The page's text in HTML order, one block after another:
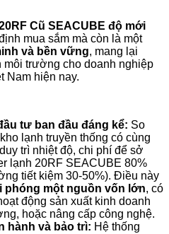
Cũ SEACUBE độ mới
mua sắm mà còn là một
và bền vững, mang lại
trường cho doanh nghiệp
Nam hiện nay.
tư ban đầu đáng kể: So
lạnh truyền thống có cùng
trì nhiệt độ, chi phí để sở
lạnh 20RF SEACUBE 80%
tiết kiệm 30-50%). Điều này
phóng một nguồn vốn lớn, có
động sản xuất kinh doanh
hoặc nâng cấp công nghệ.
hành và bảo trì: Hệ thống